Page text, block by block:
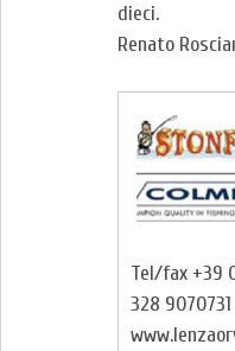
dieci.
Renato
Tel/fax +39
328 9070731